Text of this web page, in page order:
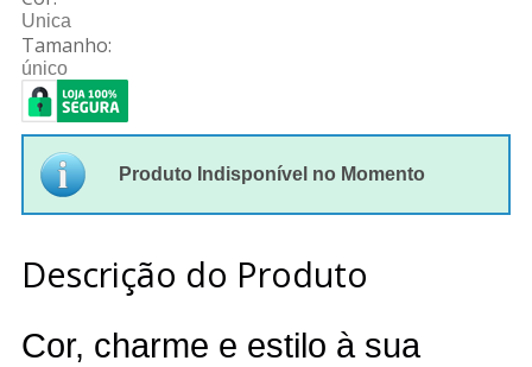
Unica
Tamanho:
único
Produto Indisponível no Momento
Descrição do Produto
Cor, charme e estilo à sua